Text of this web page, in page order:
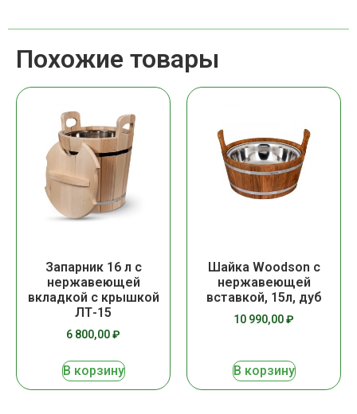
Похожие товары
Запарник 16 л с
нержавеющей
вкладкой с крышкой
ЛТ-15
6 800,00₽
В корзину
Шайка Woodson с
нержавеющей
вставкой, 15л, дуб
10 990,00₽
В корзину